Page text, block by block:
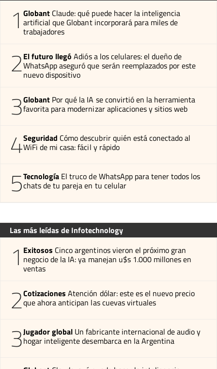
1 Globant Claude: qué puede hacer la inteligencia
artificial que Globant incorporará para miles de
trabajadores
2El futuro llegó Adiós a los celulares: el dueño de
WhatsApp aseguró que serán reemplazados por este
nuevo dispositivo
3Globant Por qué la IA se convirtió en la herramienta
favorita para modernizar aplicaciones y sitios web
4Seguridad Cómo descubrir quién está conectado al
WiFi de mi casa: fácil y rápido
5Tecnología El truco de WhatsApp para tener todos los
chats de tu pareja en tu celular
Las más leídas de Infotechnology
1 Exitosos Cinco argentinos vieron el próximo gran
negocio de la IA: ya manejan u$s 1.000 millones en
ventas
2Cotizaciones Atención dólar: este es el nuevo precio
que ahora anticipan las cuevas virtuales
3Jugador global Un fabricante internacional de audio y
hogar inteligente desembarca en la Argentina